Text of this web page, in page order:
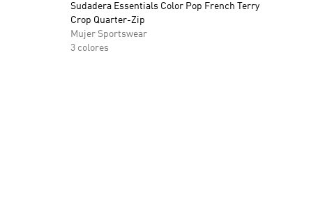
Sudadera Essentials Color Pop French Terry
Crop Quarter-Zip
Mujer Sportswear
3 colores